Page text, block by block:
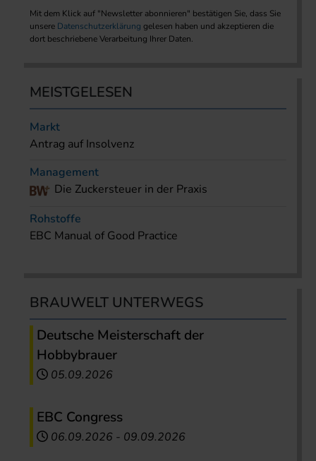
Mit dem Klick auf "Newsletter abonnieren" bestätigen Sie, dass Sie
unsere Datenschutzerklärung gelesen haben und akzeptieren die
dort beschriebene Verarbeitung Ihrer Daten.
MEISTGELESEN
Markt
Antrag auf Insolvenz
Management
Die Zuckersteuer in der Praxis
Rohstoffe
EBC Manual of Good Practice
BRAUWELT UNTERWEGS
Deutsche Meisterschaft der
Hobbybrauer
05.09.2026
EBC Congress
06.09.2026 - 09.09.2026